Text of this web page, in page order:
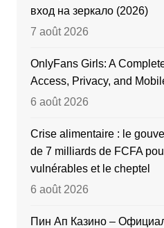
вход на зеркало (2026)
7 août 2026
OnlyFans Girls: A
Access, Privacy, and
6 août 2026
Crise alimentaire : le
de 7 milliards de FCFA
vulnérables et le cheptel
6 août 2026
Пин Ап Казино –